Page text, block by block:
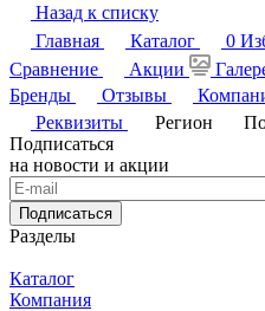
Назад к списку
Главная
Каталог 0
Сравнение
Акции
Бренды
Отзывы
Реквизиты
Регион
Подписаться
на новости и акции
Подписаться
Разделы
Каталог
Компания